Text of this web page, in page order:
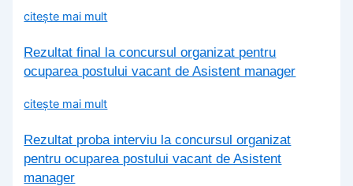
citește mai mult
Rezultat final la concursul organizat pentru
ocuparea postului vacant de Asistent manager
citește mai mult
Rezultat proba interviu la concursul organizat
pentru ocuparea postului vacant de Asistent
manager